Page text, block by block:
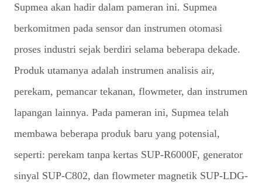
Supmea akan hadir dalam pameran ini. Supmea
berkomitmen pada sensor dan instrumen otomasi
proses industri sejak berdiri selama beberapa dekade.
Produk utamanya adalah instrumen analisis air,
perekam, pemancar tekanan, flowmeter, dan instrumen
lapangan lainnya. Pada pameran ini, Supmea telah
membawa beberapa produk baru yang potensial,
seperti: perekam tanpa kertas SUP-R6000F, generator
sinyal SUP-C802, dan flowmeter magnetik SUP-LDG-